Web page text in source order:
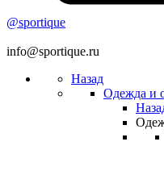
@sportique
info@sportique.ru
Назад
Одежда и